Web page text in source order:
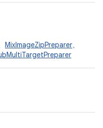
MixImageZipPreparer、